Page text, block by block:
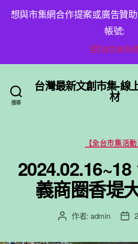
想與市集網合作提案或廣告贊
帳號:
搜尋
台灣最新文創市集-線
材
分
類
【全台市集活動
義商圈香堤
文 作者: admin
文